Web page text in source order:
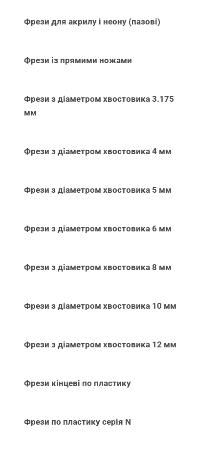
Фрези для акрилу і неону (пазові)
Фрези із прямими ножами
Фрези з діаметром хвостовика 3.175
мм
Фрези з діаметром хвостовика 4 мм
Фрези з діаметром хвостовика 5 мм
Фрези з діаметром хвостовика 6 мм
Фрези з діаметром хвостовика 8 мм
Фрези з діаметром хвостовика 10 мм
Фрези з діаметром хвостовика 12 мм
Фрези кінцеві по пластику
Фрези по пластику серія N